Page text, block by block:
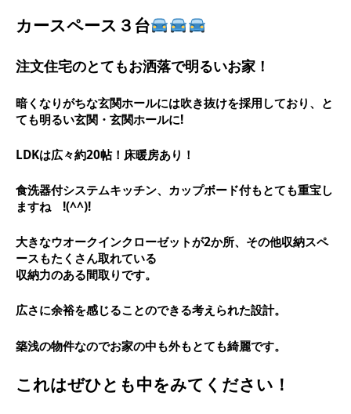
カースペース３台
注文住宅のとてもお洒落で明るいお家！
暗くなりがちな玄関ホールには吹き抜けを採用しており、と
ても明るい玄関・玄関ホールに!
LDKは広々約20帖！床暖房あり！
食洗器付システムキッチン、カップボード付もとても重宝し
ますね !(^^)!
大きなウオークインクローゼットが2か所、その他収納スペ
ースもたくさん取れている
収納力のある間取りです。
広さに余裕を感じることのできる考えられた設計。
築浅の物件なのでお家の中も外もとても綺麗です。
これはぜひとも中をみてください！